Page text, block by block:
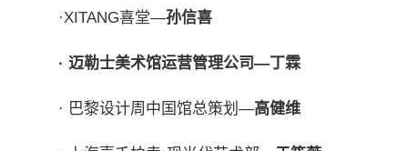
·XITANG喜堂—孙信喜
· 迈勒士美术馆运营管理公司—丁霖
· 巴黎设计周中国馆总策划—高健维